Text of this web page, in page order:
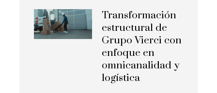
Transformación
estructural de
Grupo Vierci con
enfoque en
omnicanalidad y
logística